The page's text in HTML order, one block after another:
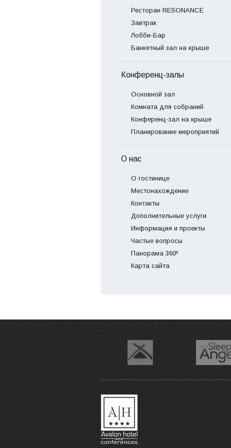
Ресторан RESONANCE
Завтрак
Лобби-Бар
Банкетный зал на крыше
Конференц-залы
Основной зал
Комната для собраний
Конференц-зал на крыше
Планирование мероприятий
О нас
О гостинице
Местонахождение
Контакты
Дополнительные услуги
Информация и проекты
Частые вопросы
Панорама 360º
Карта сайта